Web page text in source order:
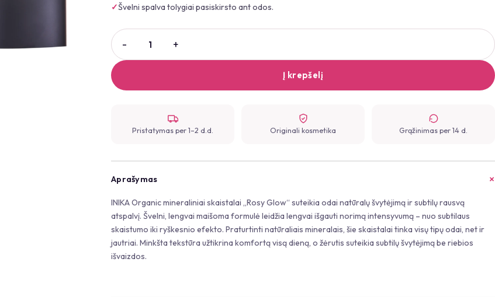
Švelni spalva tolygiai pasiskirsto ant odos.
Į krepšelį
Pristatymas per 1–2 d.d. Originali kosmetika Grąžinimas per 14 d.
Aprašymas
INIKA Organic mineraliniai skaistalai „Rosy Glow“ suteikia odai natūralų švytėjimą ir subtilų rausvą
atspalvį. Švelni, lengvai maišoma formulė leidžia lengvai išgauti norimą intensyvumą – nuo subtilaus
skaistumo iki ryškesnio efekto. Praturtinti natūraliais mineralais, šie skaistalai tinka visų tipų odai, net ir
jautriai. Minkšta tekstūra užtikrina komfortą visą dieną, o žėrutis suteikia subtilų švytėjimą be riebios
išvaizdos.